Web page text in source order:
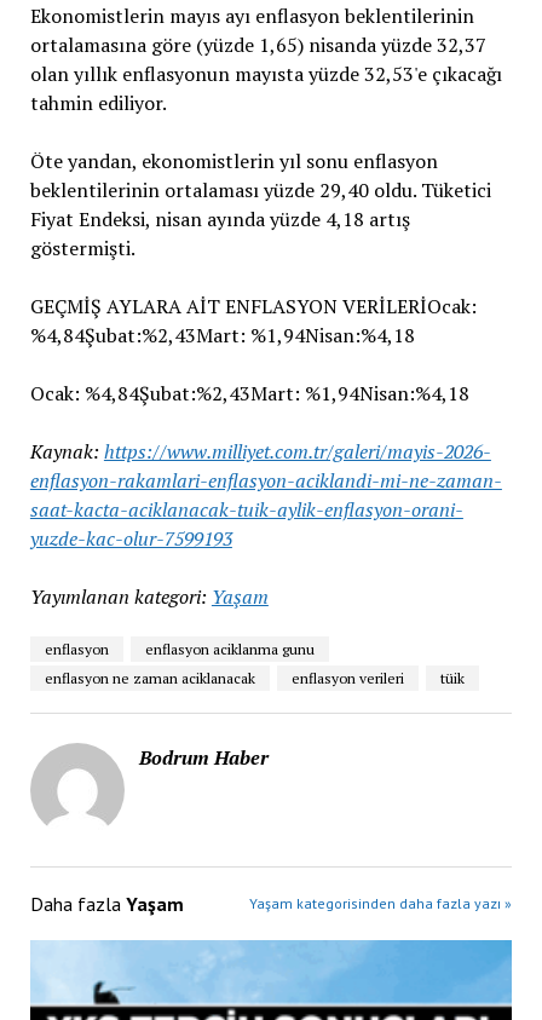
Ekonomistlerin mayıs ayı enflasyon beklentilerinin
ortalamasına göre (yüzde 1,65) nisanda yüzde 32,37
olan yıllık enflasyonun mayısta yüzde 32,53'e çıkacağı
tahmin ediliyor.
Öte yandan, ekonomistlerin yıl sonu enflasyon
beklentilerinin ortalaması yüzde 29,40 oldu. Tüketici
Fiyat Endeksi, nisan ayında yüzde 4,18 artış
göstermişti.
GEÇMİŞ AYLARA AİT ENFLASYON VERİLERİOcak:
%4,84Şubat:%2,43Mart: %1,94Nisan:%4,18
Ocak: %4,84Şubat:%2,43Mart: %1,94Nisan:%4,18
Kaynak: https://www.milliyet.com.tr/galeri/mayis-2026-
enflasyon-rakamlari-enflasyon-aciklandi-mi-ne-zaman-
saat-kacta-aciklanacak-tuik-aylik-enflasyon-orani-
yuzde-kac-olur-7599193
Yayımlanan kategori: Yaşam
enflasyon
enflasyon aciklanma gunu
enflasyon ne zaman aciklanacak
enflasyon verileri tüik
Bodrum Haber
Daha fazla Yaşam Yaşam kategorisinden daha fazla yazı »